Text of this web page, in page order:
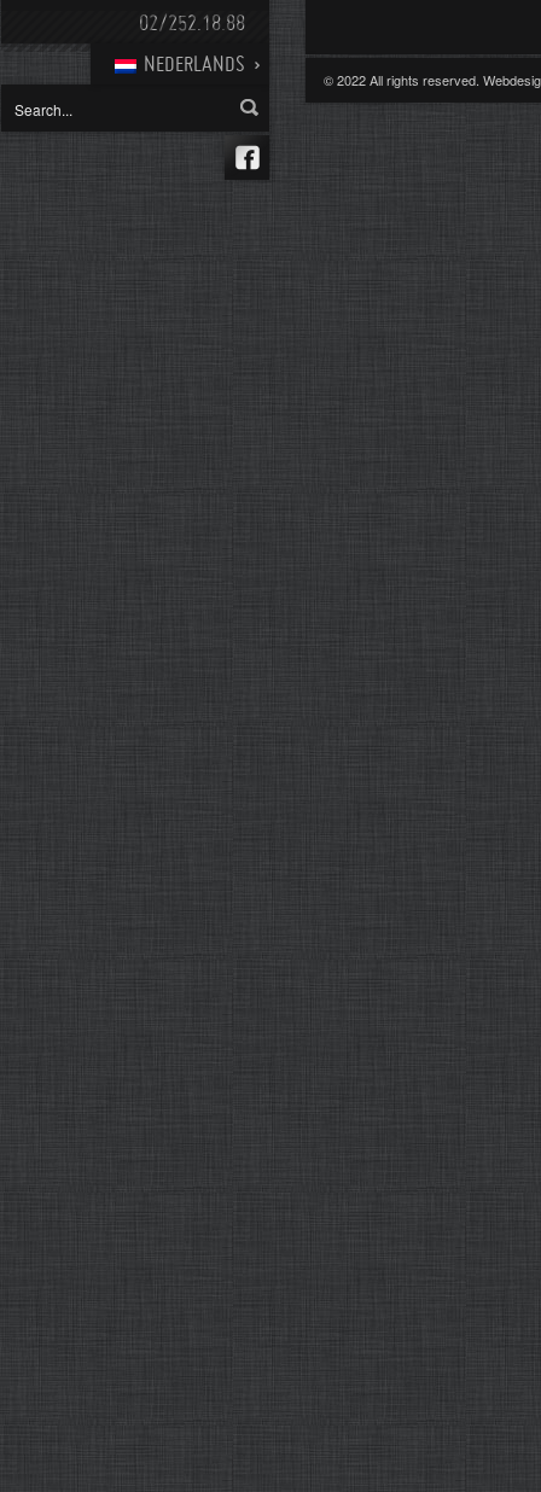
02/252.18.88
NEDERLANDS
© 2022 All rights reserved.